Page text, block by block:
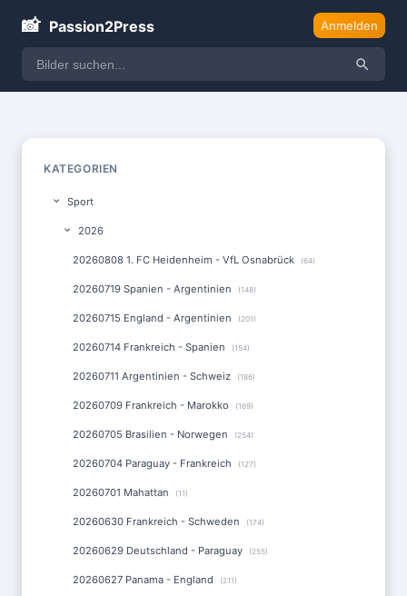
📸 Passion2Press Anmelden
KATEGORIEN
Sport
2026
20260808 1. FC Heidenheim - VfL Osnabrück (64)
20260719 Spanien - Argentinien (148)
20260715 England - Argentinien (201)
20260714 Frankreich - Spanien (154)
20260711 Argentinien - Schweiz (186)
20260709 Frankreich - Marokko (169)
20260705 Brasilien - Norwegen (254)
20260704 Paraguay - Frankreich (127)
20260701 Mahattan (11)
20260630 Frankreich - Schweden (174)
20260629 Deutschland - Paraguay (255)
20260627 Panama - England (211)